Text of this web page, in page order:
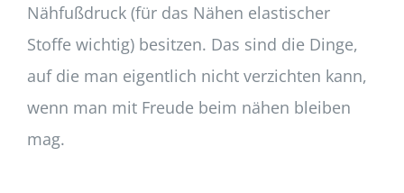
Nähfußdruck (für das Nähen elastischer
Stoffe wichtig) besitzen. Das sind die Dinge,
auf die man eigentlich nicht verzichten kann,
wenn man mit Freude beim nähen bleiben
mag.